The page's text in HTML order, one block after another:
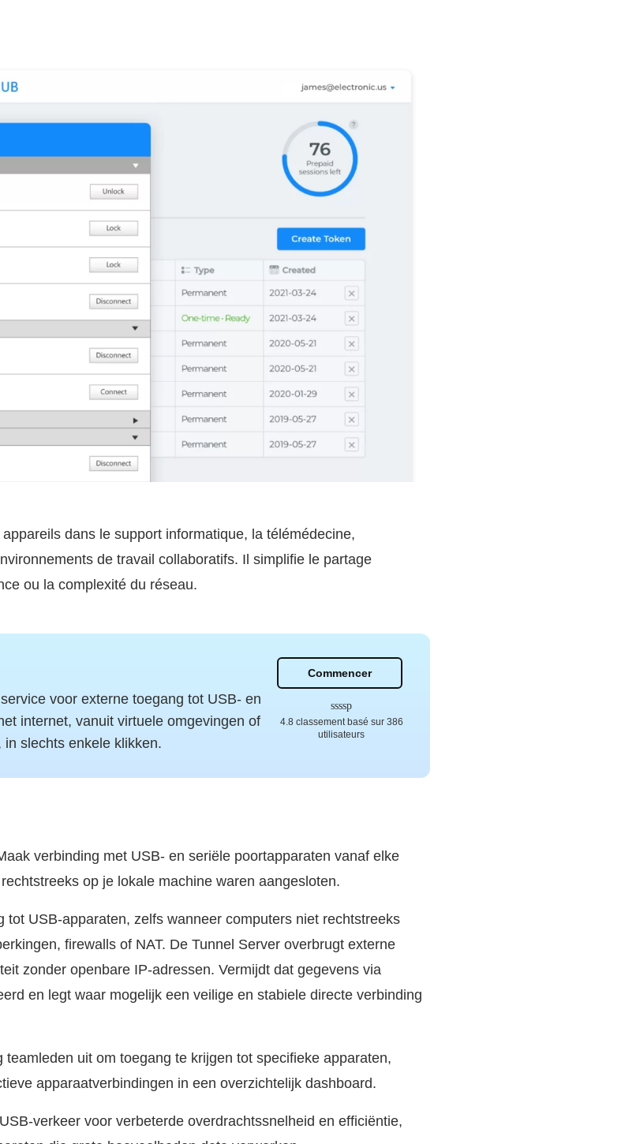
appareils dans le support informatique, la télémédecine,
de travail collaboratifs. Il simplifie le partage
ou la complexité du réseau.
voor externe toegang tot USB- en
internet, vanuit virtuele omgevingen of
in slechts enkele klikken.
Commencer
4.8 classement basé sur 386
utilisateurs
verbinding met USB- en seriële poortapparaten vanaf elke
op je lokale machine waren aangesloten.
tot USB-apparaten, zelfs wanneer computers niet rechtstreeks
firewalls of NAT. De Tunnel Server overbrugt externe
zonder openbare IP-adressen. Vermijdt dat gegevens via
en legt waar mogelijk een veilige en stabiele directe verbinding
teamleden uit om toegang te krijgen tot specifieke apparaten,
apparaatverbindingen in een overzichtelijk dashboard.
verkeer voor verbeterde overdrachtssnelheid en efficiëntie,